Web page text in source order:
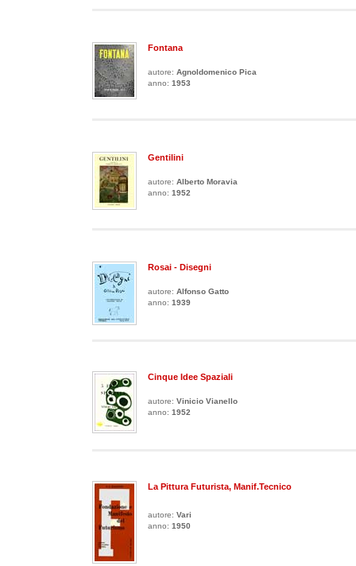
Fontana
autore: Agnoldomenico Pica
anno: 1953
Gentilini
autore: Alberto Moravia
anno: 1952
Rosai - Disegni
autore: Alfonso Gatto
anno: 1939
Cinque Idee Spaziali
autore: Vinicio Vianello
anno: 1952
La Pittura Futurista, Manif.Tecnico
autore: Vari
anno: 1950